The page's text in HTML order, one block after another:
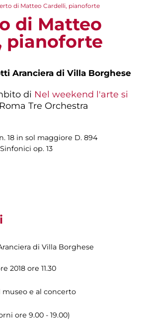
di Matteo Cardelli, pianoforte
di Matteo
pianoforte
Aranciera di Villa Borghese
di Nel weekend l'arte si
Tre Orchestra
18 in sol maggiore D. 894
op. 13
di Villa Borghese
2018 ore 11.30
e al concerto
ore 9.00 - 19.00)